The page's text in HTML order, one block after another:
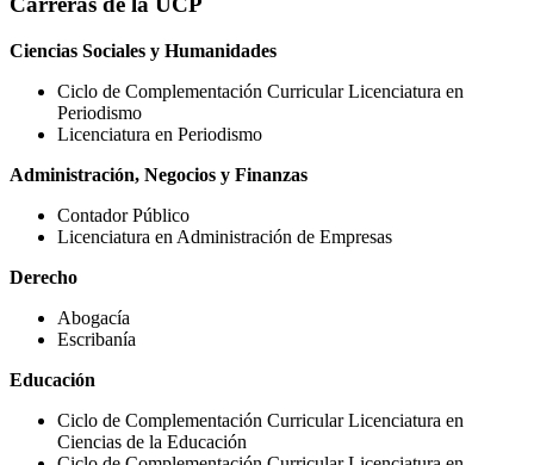
Ciencias Sociales y Humanidades
Ciclo de Complementación Curricular Licenciatura en
Periodismo
Licenciatura en Periodismo
Administración, Negocios y Finanzas
Contador Público
Licenciatura en Administración de Empresas
Derecho
Abogacía
Escribanía
Educación
Ciclo de Complementación Curricular Licenciatura en
Ciencias de la Educación